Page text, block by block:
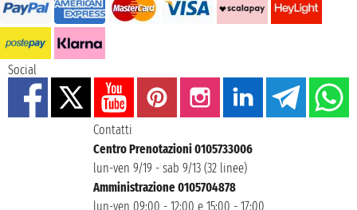
Social
Contatti
Centro Prenotazioni 0105733006
lun-ven 9/19 - sab 9/13 (32 linee)
Amministrazione 0105704878
lun-ven 09:00 - 12:00 e 15:00 - 17:00